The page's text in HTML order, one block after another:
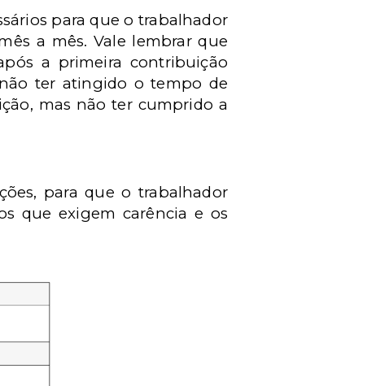
para que o trabalhador
a mês. Vale lembrar que
a primeira contribuição
ter atingido o tempo de
mas não ter cumprido a
para que o trabalhador
que exigem carência e os